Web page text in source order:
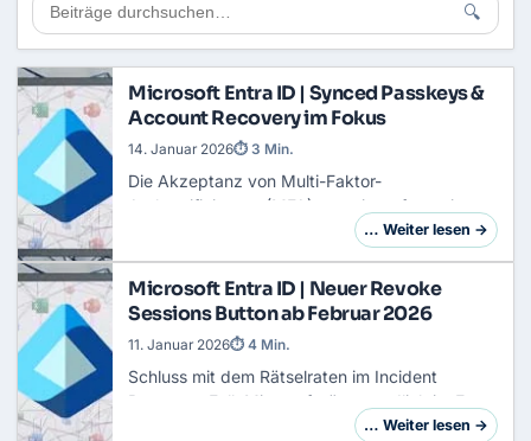
🔍
Microsoft Entra ID | Synced Passkeys &
Account Recovery im Fokus
Die Akzeptanz von Multi-Faktor-
Authentifizierung
(MFA) stagniert oft an einem
Punkt: der Usability. Während fast 50 % der
bleiben die Betr…
14. Januar 2026⏱ 3 Min.
… Weiter lesen →
Microsoft Entra ID | Neuer Revoke
Sessions Button ab Februar 2026
Schluss mit dem Rätselraten im Incident
Response
Fall. Microsoft räumt endlich im Entra
Admin Center auf und beseitigt eine historische
11. Januar 2026⏱ 4 Min.
… Weiter lesen →